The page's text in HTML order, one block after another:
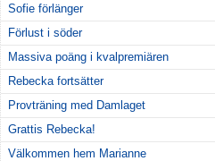
Sofie förlänger
Förlust i söder
Massiva poäng i kvalpremiären
Rebecka fortsätter
Provträning med Damlaget
Grattis Rebecka!
Välkommen hem Marianne